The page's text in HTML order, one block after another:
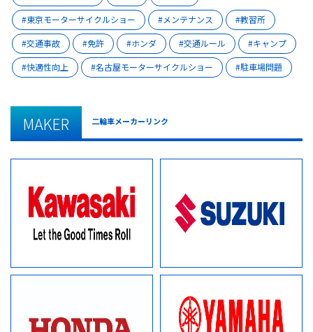
東京モーターサイクルショー
メンテナンス
教習所
交通事故
免許 ホンダ 交通ルール
キャンプ
快適性向上
名古屋モーターサイクルショー 駐車場問題
MAKER 二輪車メーカーリンク